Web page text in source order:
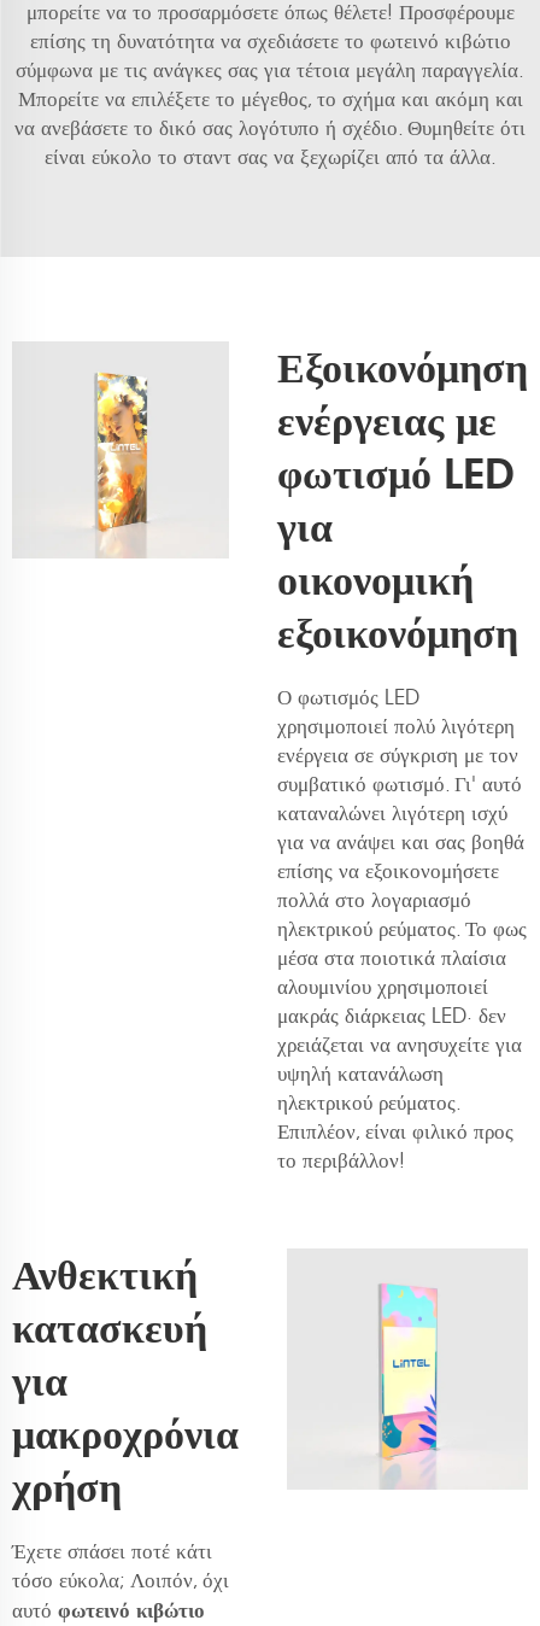
μπορείτε να το προσαρμόσετε όπως θέλετε! Προσφέρουμε
επίσης τη δυνατότητα να σχεδιάσετε το φωτεινό κιβώτιο
σύμφωνα με τις ανάγκες σας για τέτοια μεγάλη παραγγελία.
Μπορείτε να επιλέξετε το μέγεθος, το σχήμα και ακόμη και
να ανεβάσετε το δικό σας λογότυπο ή σχέδιο. Θυμηθείτε ότι
είναι εύκολο το σταντ σας να ξεχωρίζει από τα άλλα.
Εξοικονόμηση
ενέργειας με
φωτισμό LED
για
οικονομική
εξοικονόμηση
Ο φωτισμός LED
χρησιμοποιεί πολύ λιγότερη
ενέργεια σε σύγκριση με τον
συμβατικό φωτισμό. Γι' αυτό
καταναλώνει λιγότερη ισχύ
για να ανάψει και σας βοηθά
επίσης να εξοικονομήσετε
πολλά στο λογαριασμό
ηλεκτρικού ρεύματος. Το φως
μέσα στα ποιοτικά πλαίσια
αλουμινίου χρησιμοποιεί
μακράς διάρκειας LED· δεν
χρειάζεται να ανησυχείτε για
υψηλή κατανάλωση
ηλεκτρικού ρεύματος.
Επιπλέον, είναι φιλικό προς
το περιβάλλον!
Ανθεκτική
κατασκευή
για
μακροχρόνια
χρήση
Έχετε σπάσει ποτέ κάτι
τόσο εύκολα; Λοιπόν, όχι
αυτό φωτεινό κιβώτιο